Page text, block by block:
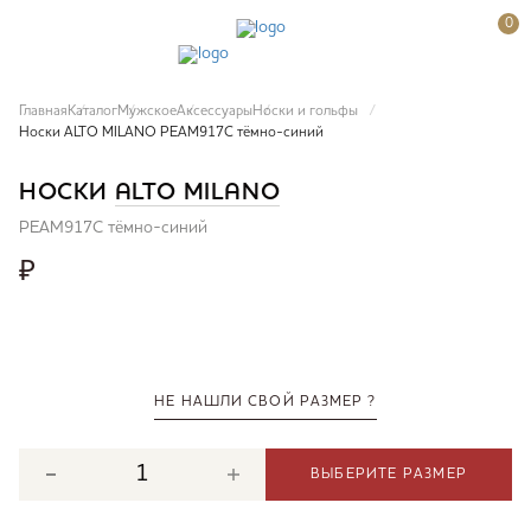
0
Главная КаталогМужскоеАксессуары Носки и гольфы
Носки ALTO MILANO PEAM917C тёмно-синий
НОСКИ ALTO MILANO
PEAM917C тёмно-синий
₽
НЕ НАШЛИ СВОЙ РАЗМЕР ?
ВЫБЕРИТЕ РАЗМЕР